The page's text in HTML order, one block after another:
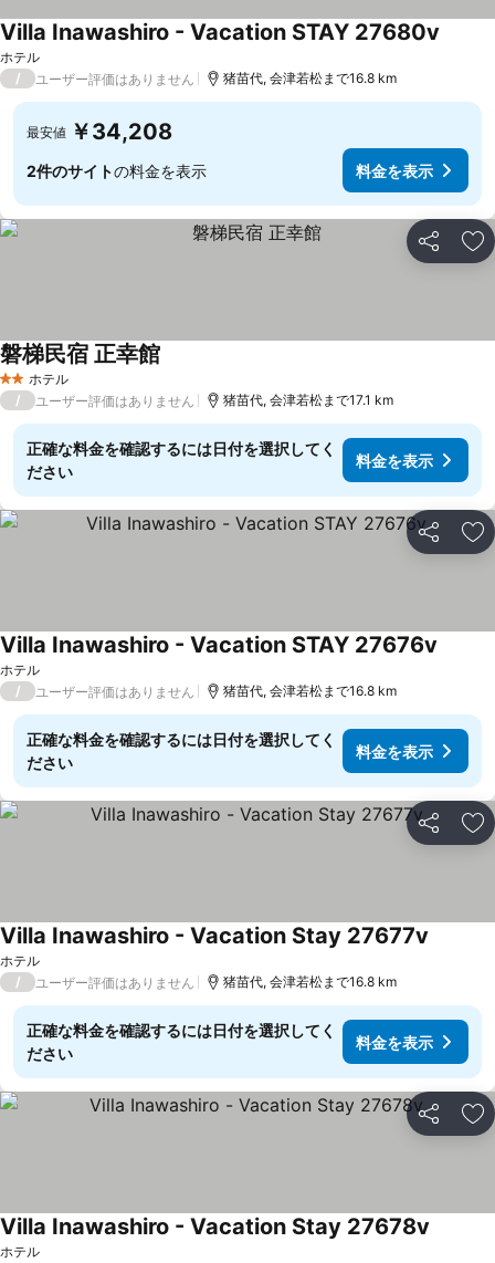
ホテル
Villa Inawashiro - Vacation STAY 27680v
/ ユーザー評価はありません 猪苗代, 会津若松まで16.8 km
最安値 ￥34,208
2件のサイトの料金を表示 料金を表示
シェア お
2 ホテルのランク
ホテル
磐梯民宿 正幸館
/ ユーザー評価はありません 猪苗代, 会津若松まで17.1 km
正確な料金を確認するには日付を選択してく
ださい
料金を表示
シェア お
ホテル
Villa Inawashiro - Vacation STAY 27676v
/ ユーザー評価はありません 猪苗代, 会津若松まで16.8 km
正確な料金を確認するには日付を選択してく
ださい
料金を表示
シェア お
ホテル
Villa Inawashiro - Vacation Stay 27677v
/ ユーザー評価はありません 猪苗代, 会津若松まで16.8 km
正確な料金を確認するには日付を選択してく
ださい
料金を表示
シェア お
ホテル
Villa Inawashiro - Vacation Stay 27678v